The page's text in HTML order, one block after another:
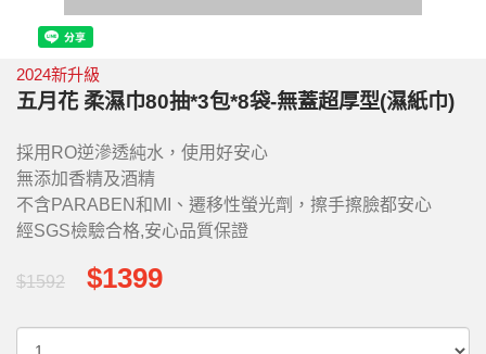
2024新升級
五月花 柔濕巾80抽*3包*8袋-無蓋超厚型(濕紙巾)
採用RO逆滲透純水，使用好安心
無添加香精及酒精
不含PARABEN和MI、遷移性螢光劑，擦手擦臉都安心
經SGS檢驗合格,安心品質保證
$1592 $1399